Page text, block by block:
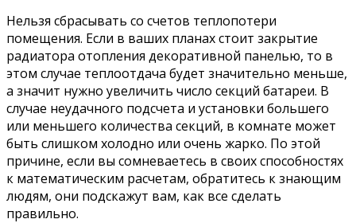
Нельзя сбрасывать со счетов теплопотери
помещения. Если в ваших планах стоит закрытие
радиатора отопления декоративной панелью, то в
этом случае теплоотдача будет значительно меньше,
а значит нужно увеличить число секций батареи. В
случае неудачного подсчета и установки большего
или меньшего количества секций, в комнате может
быть слишком холодно или очень жарко. По этой
причине, если вы сомневаетесь в своих способностях
к математическим расчетам, обратитесь к знающим
людям, они подскажут вам, как все сделать
правильно.